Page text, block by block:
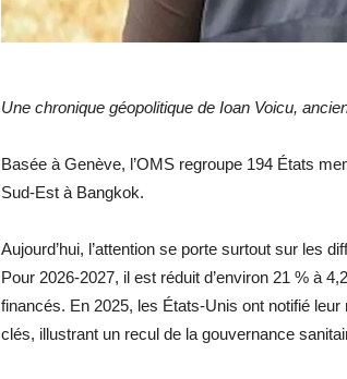
Une chronique géopolitique de Ioan Voicu,
Basée à Genève, l’OMS regroupe 194 États
Sud-Est à Bangkok.
Aujourd’hui, l’attention se porte surtout sur les
Pour 2026-2027, il est réduit d’environ 21 % à
financés. En 2025, les États-Unis ont notifié
clés, illustrant un recul de la gouvernance